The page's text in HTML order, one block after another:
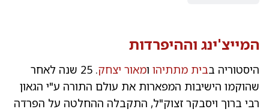
המייצ'ינג וההיפרדות
היסטוריה בבית מתתיהו ומאור יצחק
. 25 שנה לאחר
שהוקמו הישיבות המפארות את עולם התורה ע"י הגאון
רבי ברוך ויסבקר זצוק"ל, התקבלה ההחלטה על הפרדה